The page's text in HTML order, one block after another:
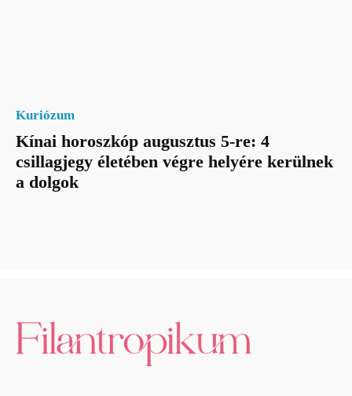
Kuriózum
Kínai horoszkóp augusztus 5-re: 4
csillagjegy életében végre helyére kerülnek
a dolgok